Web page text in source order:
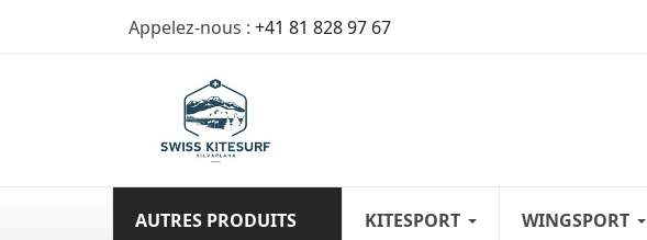
Appelez-nous : +41 81 828 97 67
AUTRES PRODUITS KITESPORT WINGSPORT